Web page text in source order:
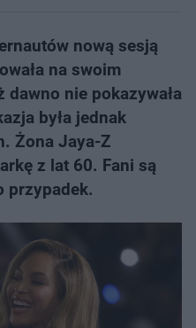
nową sesją
na swoim
dawno nie pokazywała
była jednak
Żona Jaya-Z
z lat 60. Fani są
przypadek.